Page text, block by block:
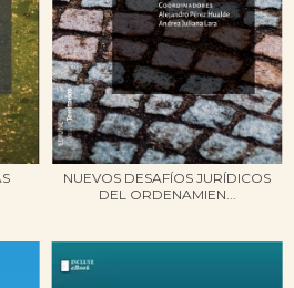
NUEVOS DESAFÍOS JURÍDICOS
DEL ORDENAMIEN...